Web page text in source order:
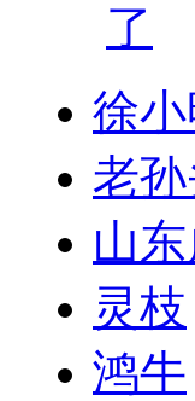
了
徐小
老
山
灵枝
鸿牛